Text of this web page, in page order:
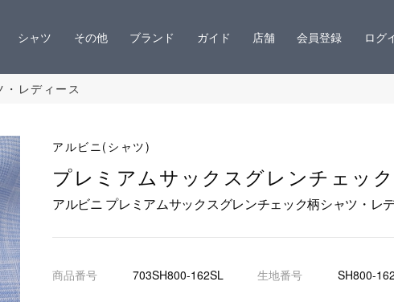
シャツ その他 ブランド ガイド 店舗 会員登録 ログ
レディース
アルビニ(シャツ)
プレミアムサックスグレンチェッ
アルビニ プレミアムサックスグレンチェック柄シャツ・レ
商品番号 703SH800-162SL 生地番号 SH800-162